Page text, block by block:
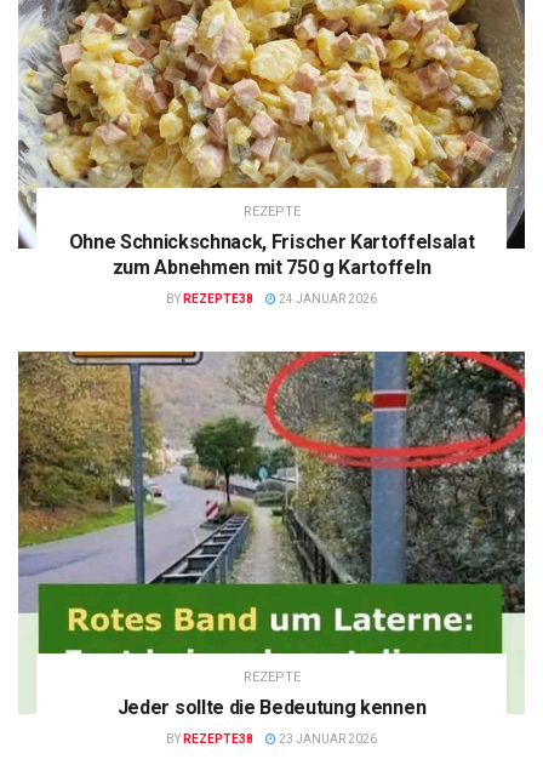
REZEPTE
Ohne Schnickschnack, Frischer Kartoffelsalat
zum Abnehmen mit 750 g Kartoffeln
BY REZEPTE38 24 JANUAR 2026
REZEPTE
Jeder sollte die Bedeutung kennen
BY REZEPTE38 23 JANUAR 2026